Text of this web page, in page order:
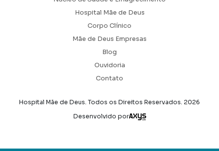
Hospital Mãe de Deus
Corpo Clínico
Mãe de Deus Empresas
Blog
Ouvidoria
Contato
Hospital Mãe de Deus. Todos os Direitos Reservados. 2026
Desenvolvido por
Axysweb